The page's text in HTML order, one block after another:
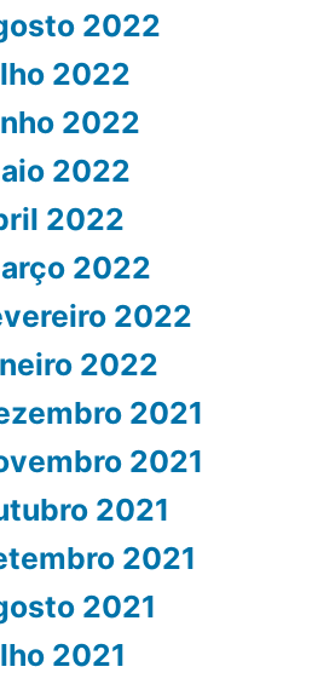
2022
2022
2022
2022
2022
2022
2022
2022
2021
2021
2021
2021
2021
2021